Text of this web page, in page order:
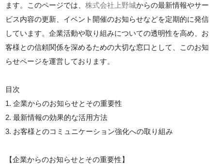
ます。このページでは、株式会社上野城からの最新情報やサー
ビス内容の更新、イベント開催のお知らせなどを定期的に発信
しています。企業活動や取り組みについての透明性を高め、お
客様との信頼関係を深めるための大切な窓口として、このお知
らせページを運営しております。
目次
1. 企業からのお知らせとその重要性
2. 最新情報の効果的な活用方法
3. お客様とのコミュニケーション強化への取り組み
【企業からのお知らせとその重要性】